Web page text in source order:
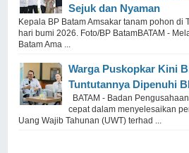
Sejuk dan Nyaman
Kepala BP Batam Amsakar tanam pohon di
hari bumi 2026. Foto/BP BatamBATAM -
Batam Ama ...
Warga Puskopkar Kini
Tuntutannya Dipenuhi
BATAM - Badan
cepat dalam menyelesaikan
Uang Wajib Tahunan (UWT) terhad ...